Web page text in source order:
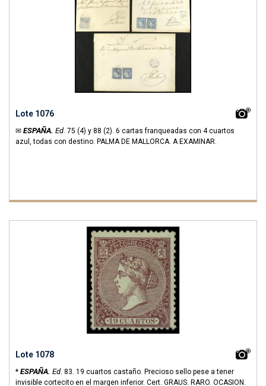
Lote 1076
✉ ESPAÑA. Ed. 75 (4) y 88 (2). 6 cartas franqueadas con 4 cuartos
azul, todas con destino. PALMA DE MALLORCA. A EXAMINAR.
Lote 1078
* ESPAÑA. Ed. 83. 19 cuartos castaño. Precioso sello pese a tener
invisible cortecito en el margen inferior. Cert. GRAUS. RARO. OCASION.